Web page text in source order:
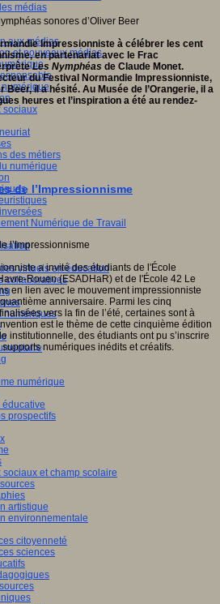
médias
aux médias
et nouveaux médias
sociaux
des métiers
numérique
Numérique de Travail
virtuels en éducation
collaboratives
numériques
numérique
éducative
prospectifs
sociaux et champ scolaire
artistique
environnementale
citoyenneté
sciences
Impressionniste à célébrer les cent
en partenariat avec le Frac
Les Nymphéas de Claude Monet.
du Festival Normandie Impressionniste,
il a hésité. Au Musée de l’Orangerie, il a
heures et l’inspiration a été au rendez-
de l’Impressionnisme
a invité des étudiants de l'École
Rouen (ESADHaR) et de l'École 42 Le
en lien avec le mouvement impressionniste
anniversaire. Parmi les cinq
vers la fin de l’été, certaines sont à
est le thème de cette cinquième édition
institutionnelle, des étudiants ont pu s’inscrire
numériques inédits et créatifs.